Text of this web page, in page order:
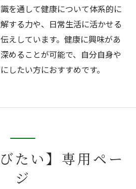
を通して健康について体系的に
する力や、日常生活に活かせる
えしています。健康に興味があ
めることが可能で、自分自身や
したい方におすすめです。
たい】専用ペー
ジ